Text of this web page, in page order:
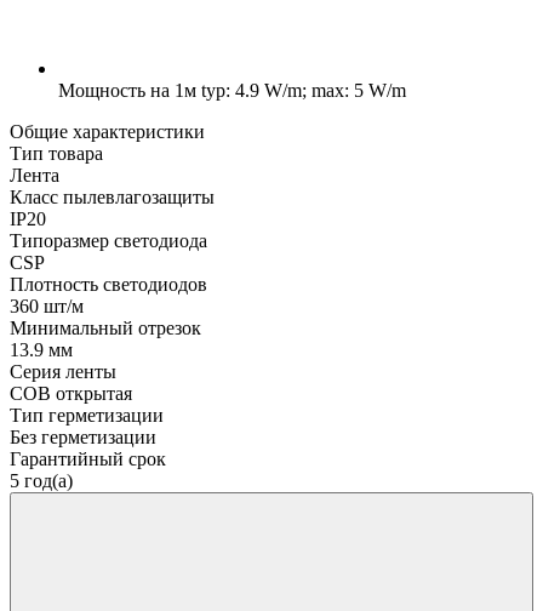
Мощность на 1м typ: 4.9 W/m; max: 5 W/m
Общие характеристики
Тип товара
Лента
Класс пылевлагозащиты
IP20
Типоразмер светодиода
CSP
Плотность светодиодов
360 шт/м
Минимальный отрезок
13.9 мм
Серия ленты
COB открытая
Тип герметизации
Без герметизации
Гарантийный срок
5 год(а)